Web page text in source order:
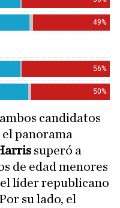
candidatos
panorama
superó a
de edad menores
líder republicano
su lado, el